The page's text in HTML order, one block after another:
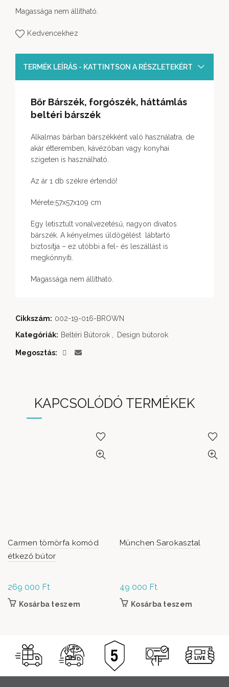
Magassága nem állítható.
Kedvencekhez
TERMÉK LEÍRÁS - KATTINTSON A RÉSZLETEKÉRT
Bőr Bárszék, forgószék, háttámlás
beltéri bárszék
Alkalmas bárban bárszékként való használatra, de
akár étteremben, kávézóban vagy konyhai
szigeten is használható.
Az ár 1 db székre értendő!
Mérete:57x57x109 cm
Egy letisztult vonalvezetésű, nagyon divatos
bárszék. A kényelmes üldögélést lábtartó
biztosítja – ez utóbbi a fel- és leszállást is
megkönnyíti.
Magassága nem állítható.
Cikkszám: 002-19-016-BROWN
Kategóriák: Beltéri Bútorok Design bútorok
Megosztás
KAPCSOLÓDÓ TERMÉKEK
Carmen tömörfa komód
étkező bútor
269 000 Ft
Kosárba teszem
München Sarokasztal
49 000 Ft
Kosárba teszem